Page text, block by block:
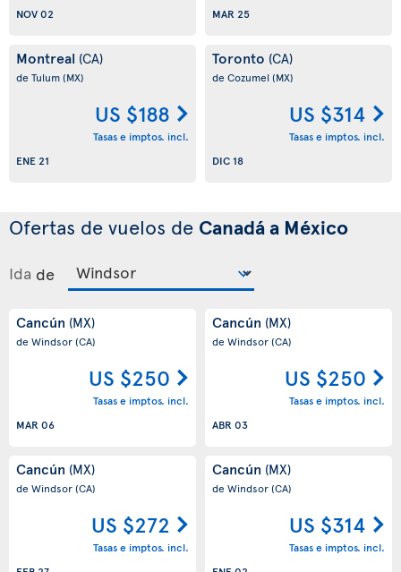
NOV 02
MAR 25
Montreal (CA)
de Tulum(MX)
US $188
Tasas e imptos. incl.
ENE 21
Toronto (CA)
de Cozumel (MX)
US $314
Tasas e imptos. incl.
DIC 18
Ofertas de vuelos de Canadá a México
Ida de
Cancún (MX)
de Windsor(CA)
US $250
Tasas e imptos. incl.
MAR 06
Cancún (MX)
de Windsor(CA)
US $250
Tasas e imptos. incl.
ABR 03
Cancún (MX)
de Windsor(CA)
US $272
Tasas e imptos. incl.
Cancún (MX)
de Windsor(CA)
US $314
Tasas e imptos. incl.